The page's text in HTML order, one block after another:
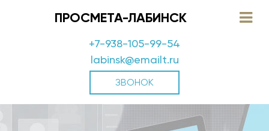
ПРОСМЕТА-ЛАБИНСК
+7-938-105-99-54
labinsk@emailt.ru
ЗВОНОК